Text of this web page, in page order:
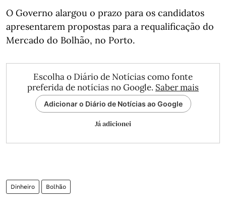
O Governo alargou o prazo para os candidatos
apresentarem propostas para a requalificação do
Mercado do Bolhão, no Porto.
Escolha o Diário de Notícias como fonte
preferida de notícias no Google. Saber mais
Adicionar o Diário de Notícias ao Google
Já adicionei
Dinheiro Bolhão